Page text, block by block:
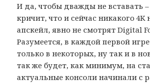
И да, чтобы дважды не вставать –
кричит, что и сейчас никакого 4K
апскейл, явно не смотрят Digital
Разумеется, в каждой первой
только в некоторых, ну так и в
так же будет, как минимум, на
актуальные консоли начинали с